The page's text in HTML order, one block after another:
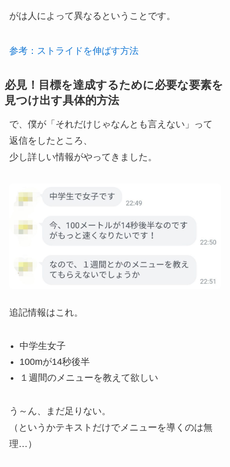
がは人によって異なるということです。
参考：ストライドを伸ばす方法
必見！目標を達成するために必要な要素を
見つけ出す具体的方法
で、僕が「それだけじゃなんとも言えない」って
返信をしたところ、
少し詳しい情報がやってきました。
追記情報はこれ。
中学生女子
100mが14秒後半
１週間のメニューを教えて欲しい
う～ん、まだ足りない。
（というかテキストだけでメニューを導くのは無
理…）